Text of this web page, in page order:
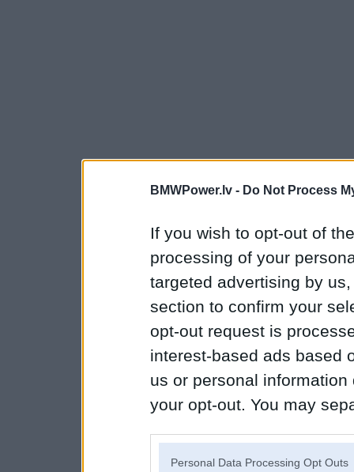
BMWPower.lv - Do Not Process
If you wish to opt-out of
processing of your
targeted advertising by
section to confirm your
opt-out request is
interest-based ads based
us or personal
your opt-out. You may
Personal Data Processing Opt Outs